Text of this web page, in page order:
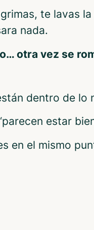
te lavas
nada.
otra vez se
dentro de lo
estar
en el mismo